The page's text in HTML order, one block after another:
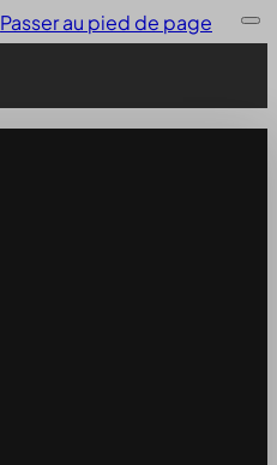
Passer au pied de page